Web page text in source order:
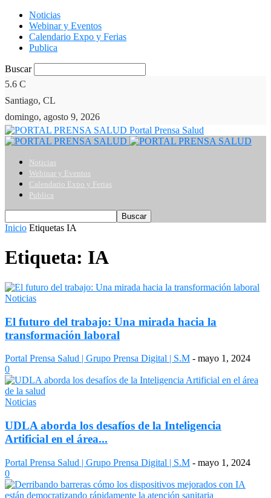
Noticias
Webinar y Eventos
Calendario Expo y Ferias
Publica
Buscar
5.6 C
Santiago, CL
domingo, agosto 9, 2026
Portal Prensa Salud
Noticias
Webinar y Eventos
Calendario Expo y Ferias
Publica
Inicio Etiquetas IA
Etiqueta: IA
Noticias
El futuro del trabajo: Una mirada hacia la
transformación laboral
Portal Prensa Salud | Grupo Prensa Digital | S.M - mayo 1, 2024
0
Noticias
UDLA aborda los desafíos de la Inteligencia
Artificial en el área...
Portal Prensa Salud | Grupo Prensa Digital | S.M - mayo 1, 2024
0